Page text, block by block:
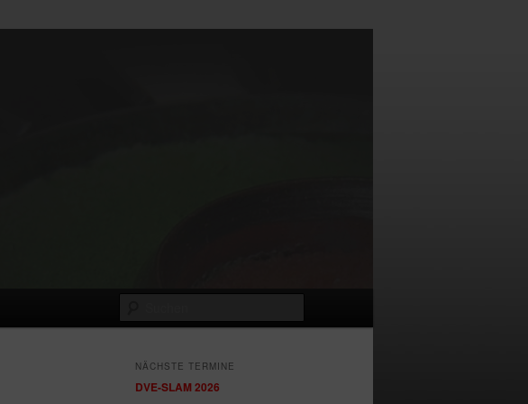
NÄCHSTE TERMINE
DVE-SLAM 2026